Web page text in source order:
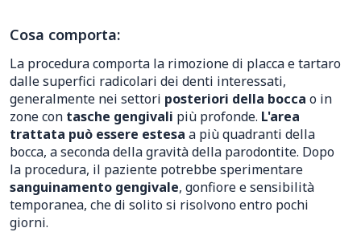
Cosa comporta:
La procedura comporta la rimozione di placca e tartaro
dalle superfici radicolari dei denti interessati,
generalmente nei settori posteriori della bocca o in
zone con tasche gengivali più profonde. L'area
trattata può essere estesa a più quadranti della
bocca, a seconda della gravità della parodontite. Dopo
la procedura, il paziente potrebbe sperimentare
sanguinamento gengivale, gonfiore e sensibilità
temporanea, che di solito si risolvono entro pochi
giorni.